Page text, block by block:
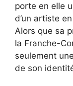
porte en elle
d’un artiste
Alors que sa
la Franche-
seulement
de son